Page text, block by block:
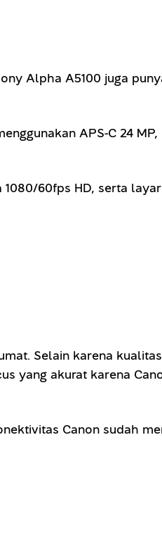
Alpha A5100 juga
APS-C 24
60fps HD, serta
Selain karena
yang akurat karena
Canon sudah